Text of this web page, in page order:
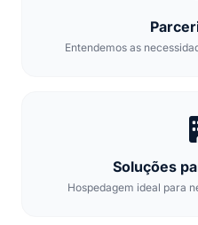
Entendemos as
Soluções
Hospedagem ideal para